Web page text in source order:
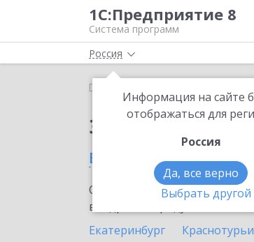
1С:Предприятие 8
Система программ
Россия
Информация на сайте
отображаться для
Россия
Да, все верно
Выбрать другой
Главная
Заказать 1C-
в Новоуральске
Ознакомьтесь с
внедрение продукта.
Екатеринбург